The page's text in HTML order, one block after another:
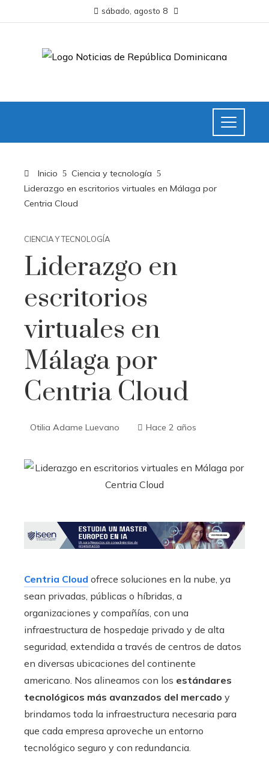
sábado, agosto 8
Inicio
Ciencia y tecnología
Liderazgo en escritorios virtuales en Málaga por
Centria Cloud
CIENCIA Y TECNOLOGÍA
Liderazgo en
escritorios
virtuales en
Málaga por
Centria Cloud
Otilia Adame Luevano Hace 2 años
Centria Cloud ofrece soluciones en la nube, ya
sean privadas, públicas o híbridas, a
organizaciones y compañías, con una
infraestructura de hospedaje privado y de alta
seguridad, extendida a través de centros de datos
en diversas ubicaciones del continente
americano. Nos alineamos con los estándares
tecnológicos más avanzados del mercado y
brindamos toda la infraestructura necesaria para
que cada empresa aproveche un entorno
tecnológico seguro y con redundancia.